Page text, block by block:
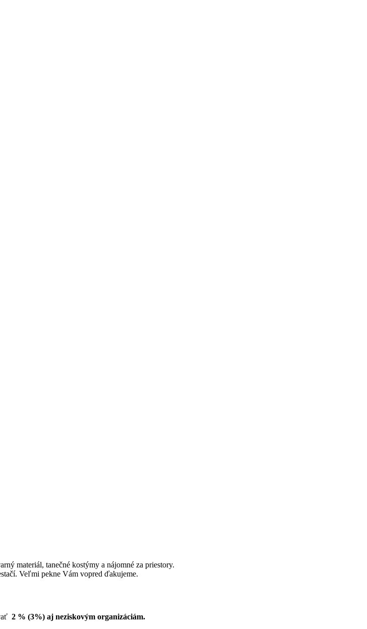
materiál, tanečné kostýmy a nájomné za priestory.
Veľmi pekne Vám vopred ďakujeme.
2 % (3%) aj neziskovým organizáciám.